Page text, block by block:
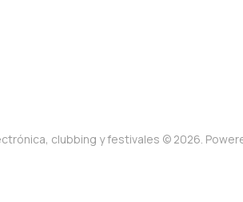
clubbing y festivales © 2026.